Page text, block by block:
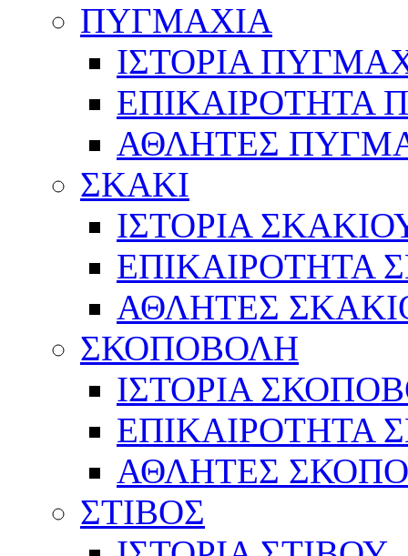
ΠΥΓΜΑΧΙΑ
ΙΣΤΟΡΙΑ
ΕΠΙΚΑΙΡΟΤΗΤΑ
ΑΘΛΗΤΕΣ
ΣΚΑΚΙ
ΙΣΤΟΡΙΑ
ΕΠΙΚΑΙΡΟΤΗΤΑ
ΑΘΛΗΤΕΣ
ΣΚΟΠΟΒΟΛΗ
ΙΣΤΟΡΙΑ
ΕΠΙΚΑΙΡΟΤΗΤΑ
ΑΘΛΗΤΕΣ
ΣΤΙΒΟΣ